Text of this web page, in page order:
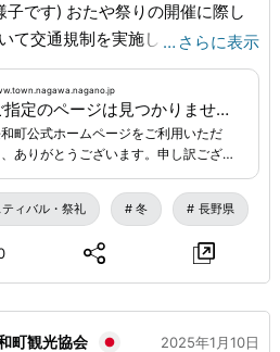
の開催に際し
て交通規制を実施します。 ま
におかれましては臨時駐車場をご
… さらに表示
ご指定のページは見つかりませんでした|長和町公式ホームページ
町公式ホームページをご利用いただ
、ありがとうございます。申し訳ござい
つかりません。検索でお探しのページ
つからない場合は、恐れ入りますが以
ィバル・祭礼 冬 長野県
町観光協会 2025年1月10日